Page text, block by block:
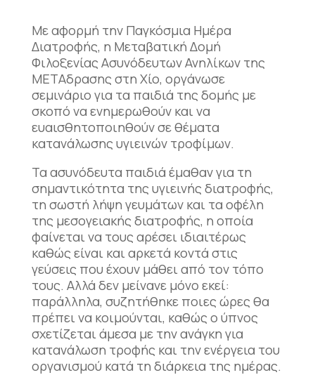
Με αφορμή την Παγκόσμια Ημέρα
Διατροφής, η Μεταβατική Δομή
Φιλοξενίας Ασυνόδευτων Ανηλίκων της
ΜΕΤΑδρασης στη Χίο, οργάνωσε
σεμινάριο για τα παιδιά της δομής με
σκοπό να ενημερωθούν και να
ευαισθητοποιηθούν σε θέματα
κατανάλωσης υγιεινών τροφίμων.
Τα ασυνόδευτα παιδιά έμαθαν για τη
σημαντικότητα της υγιεινής διατροφής,
τη σωστή λήψη γευμάτων και τα οφέλη
της μεσογειακής διατροφής, η οποία
φαίνεται να τους αρέσει ιδιαιτέρως
καθώς είναι και αρκετά κοντά στις
γεύσεις που έχουν μάθει από τον τόπο
τους. Αλλά δεν μείνανε μόνο εκεί:
παράλληλα, συζητήθηκε ποιες ώρες θα
πρέπει να κοιμούνται, καθώς ο ύπνος
σχετίζεται άμεσα με την ανάγκη για
κατανάλωση τροφής και την ενέργεια του
οργανισμού κατά τη διάρκεια της ημέρας.